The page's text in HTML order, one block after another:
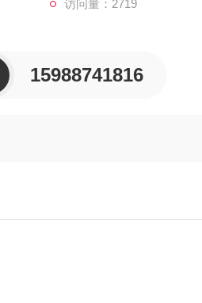
访问量：2719
15988741816